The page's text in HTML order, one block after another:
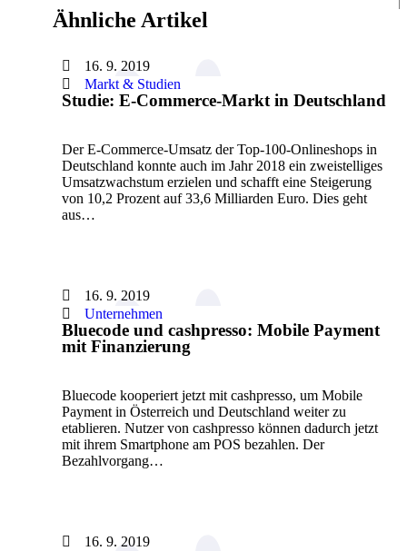
Ähnliche Artikel
16. 9. 2019
Markt & Studien
Studie: E-Commerce-Markt in Deutschland
Der E-Commerce-Umsatz der Top-100-Onlineshops in
Deutschland konnte auch im Jahr 2018 ein zweistelliges
Umsatzwachstum erzielen und schafft eine Steigerung
von 10,2 Prozent auf 33,6 Milliarden Euro. Dies geht
aus…
16. 9. 2019
Unternehmen
Bluecode und cashpresso: Mobile Payment
mit Finanzierung
Bluecode kooperiert jetzt mit cashpresso, um Mobile
Payment in Österreich und Deutschland weiter zu
etablieren. Nutzer von cashpresso können dadurch jetzt
mit ihrem Smartphone am POS bezahlen. Der
Bezahlvorgang…
16. 9. 2019